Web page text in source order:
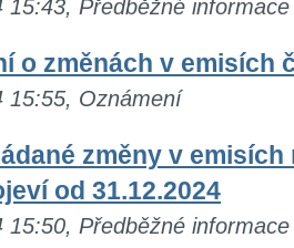
15:43, Předběžné informace
o změnách v emisích
15:55, Oznámení
změny v emisích
od 31.12.2024
15:50, Předběžné informace